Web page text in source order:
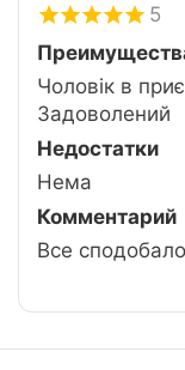
5
Чоловік в
Задоволений
Недостатки
Нема
Комментарий
Все